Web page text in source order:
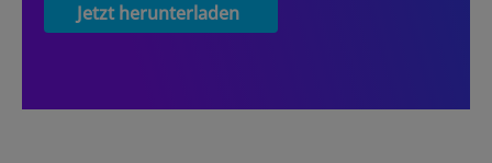
Jetzt herunterladen